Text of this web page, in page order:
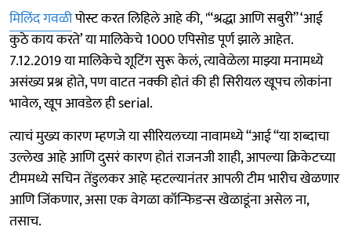
मिलिंद गवळीपोस्ट करत लिहिले आहे की, '“श्रद्धा आणि सबुरी” ‘आई
कुठे काय करते’ या मालिकेचे 1000 एपिसोड पूर्ण झाले आहेत.
7.12.2019 या मालिकेचे शूटिंग सुरू केलं, त्यावेळेला माझ्या मनामध्ये
असंख्य प्रश्न होते, पण वाटत नक्की होतं की ही सिरीयल खूपच लोकांना
भावेल, खूप आवडेल ही serial.
त्याचं मुख्य कारण म्हणजे या सीरियलच्या नावामध्ये “आई “या शब्दाचा
उल्लेख आहे आणि दुसरं कारण होतं राजनजी शाही, आपल्या क्रिकेटच्या
टीममध्ये सचिन तेंडुलकर आहे म्हटल्यानंतर आपली टीम भारीच खेळणार
आणि जिंकणार, असा एक वेगळा कॉन्फिडन्स खेळाडूंना असेल ना,
तसाच.